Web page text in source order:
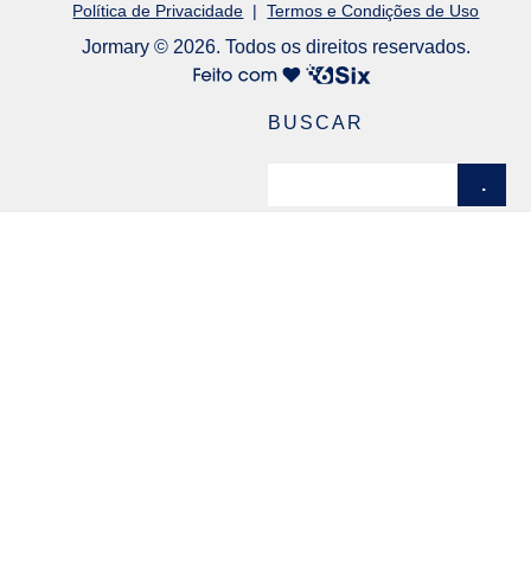
Política de Privacidade |Termos e Condições de Uso
Jormary © 2026. Todos os direitos reservados.
BUSCAR